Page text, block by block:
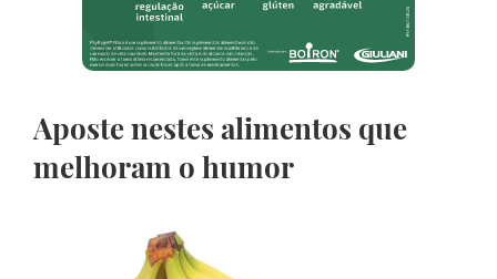
Aposte nestes alimentos que
melhoram o humor